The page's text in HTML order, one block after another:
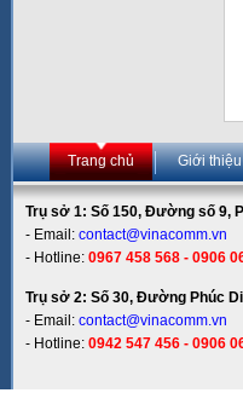
Trang chủ Giới thiệu
Trụ sở 1: Số 150, Đường số 9,
- Email: contact@vinacomm.vn
- Hotline: 0967 458 568 - 0906
Trụ sở 2: Số 30, Đường Phúc
- Email: contact@vinacomm.vn
- Hotline: 0942 547 456 - 0906